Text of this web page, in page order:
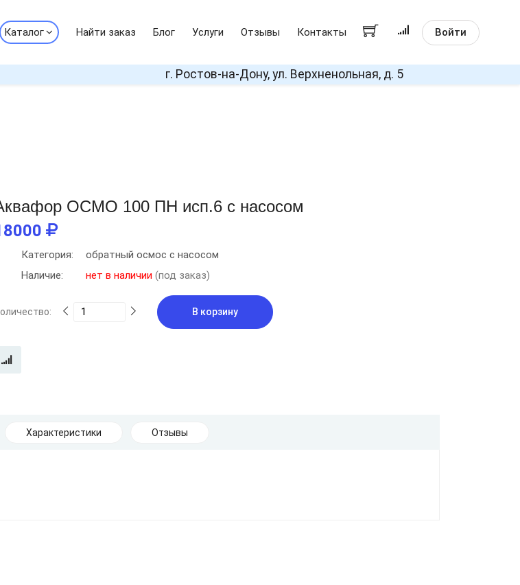
Каталог Найти заказ Блог Услуги Отзывы Контакты Войти
г. Ростов-на-Дону, ул. Верхненольная, д. 5
ОСМО 100 ПН исп.6 с насосом
Категория:
обратный осмос с насосом
Наличие:
нет в наличии (под заказ)
В корзину
Характеристики Отзывы